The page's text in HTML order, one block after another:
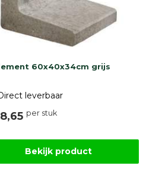
60x40x34cm grijs
leverbaar
per stuk
Bekijk product